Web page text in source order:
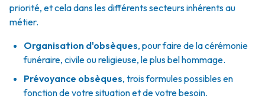
priorité, et cela dans les différents secteurs inhérents au
métier.
Organisation d'obsèques, pour faire de la cérémonie
funéraire, civile ou religieuse, le plus bel hommage.
Prévoyance obsèques, trois formules possibles en
fonction de votre situation et de votre besoin.